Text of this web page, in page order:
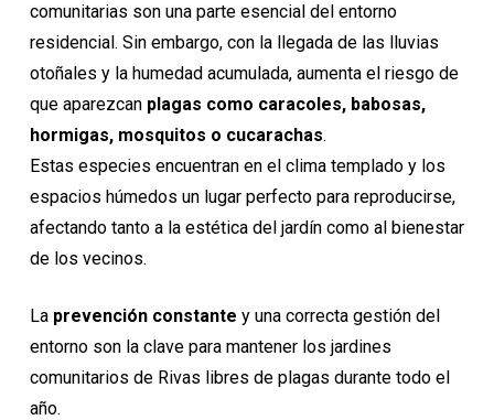
comunitarias son una parte esencial del entorno
residencial. Sin embargo, con la llegada de las lluvias
otoñales y la humedad acumulada, aumenta el riesgo de
que aparezcan plagas como caracoles, babosas,
hormigas, mosquitos o cucarachas.
Estas especies encuentran en el clima templado y los
espacios húmedos un lugar perfecto para reproducirse,
afectando tanto a la estética del jardín como al bienestar
de los vecinos.
La prevención constante y una correcta gestión del
entorno son la clave para mantener los jardines
comunitarios de Rivas libres de plagas durante todo el
año.